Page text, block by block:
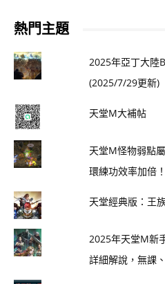
熱門主題
2025年亞丁大陸
(2025/7/29更新)
天堂M大補帖
天堂M怪物弱點
環練功效率加倍
天堂經典版：王
2025年天堂M新
詳細解說，無課